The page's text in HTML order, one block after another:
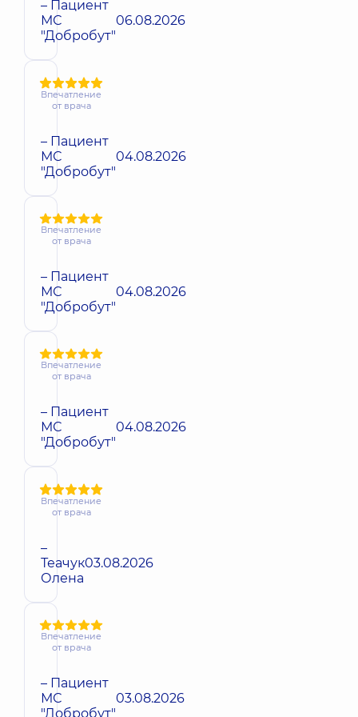
– Пациент
МС
"Добробут"
06.08.2026
Впечатление
от врача
– Пациент
МС
"Добробут"
04.08.2026
Впечатление
от врача
– Пациент
МС
"Добробут"
04.08.2026
Впечатление
от врача
– Пациент
МС
"Добробут"
04.08.2026
Впечатление
от врача
–
Теачук
Олена
03.08.2026
Впечатление
от врача
– Пациент
МС
"Добробут"
03.08.2026